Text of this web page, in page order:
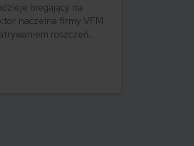
biegający na
naczelna firmy VFM
roszczeń
odszkodowania.